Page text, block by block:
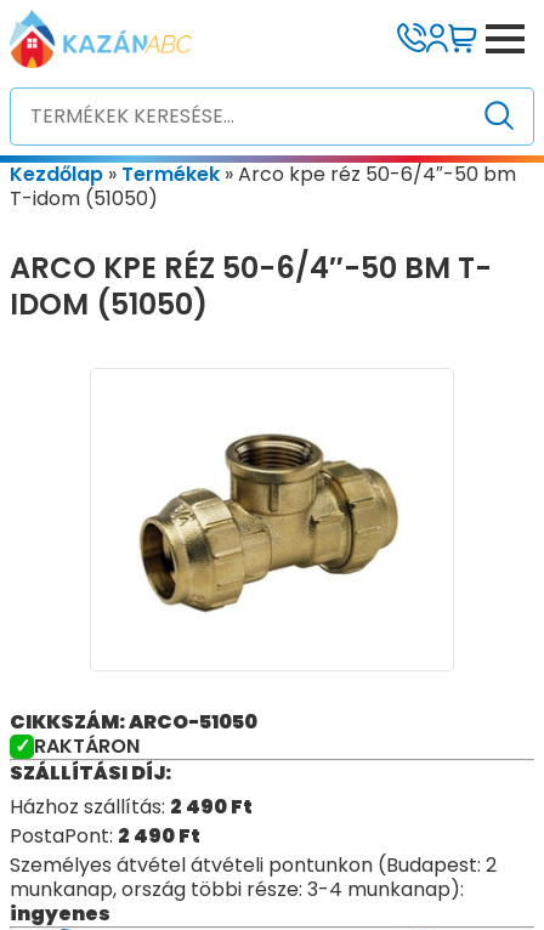
Kezdőlap » Termékek »Arco kpe réz 50-6/4″-50 bm
T-idom (51050)
ARCO KPE RÉZ 50-6/4″-50 BM T-
IDOM (51050)
CIKKSZÁM: ARCO-51050
RAKTÁRON
SZÁLLÍTÁSI DÍJ:
Házhoz szállítás: 2 490Ft
PostaPont: 2 490Ft
Személyes átvétel átvételi pontunkon (Budapest: 2
munkanap, ország többi része: 3-4 munkanap):
ingyenes